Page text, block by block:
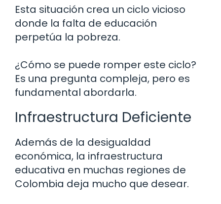
Esta situación crea un ciclo vicioso
donde la falta de educación
perpetúa la pobreza.
¿Cómo se puede romper este ciclo?
Es una pregunta compleja, pero es
fundamental abordarla.
Infraestructura Deficiente
Además de la desigualdad
económica, la infraestructura
educativa en muchas regiones de
Colombia deja mucho que desear.